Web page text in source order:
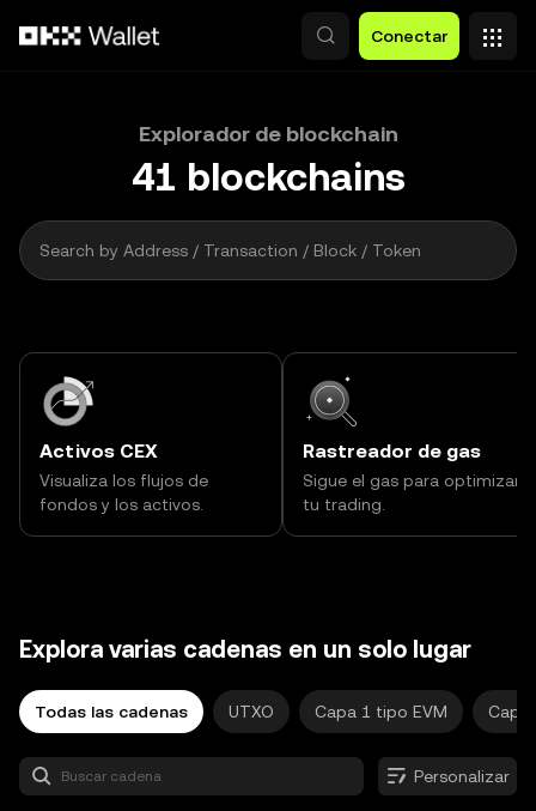
Conectar
Explorador de blockchain
41 blockchains
2,000
Search by Address / Transaction / Block / Token
Activos CEX
Visualiza los flujos de
fondos y los activos.
Rastreador de gas
Sigue el gas para optimizar
tu trading.
Explora varias cadenas en un solo lugar
Todas las cadenas UTXO Capa 1 tipo EVM Capa
Personalizar